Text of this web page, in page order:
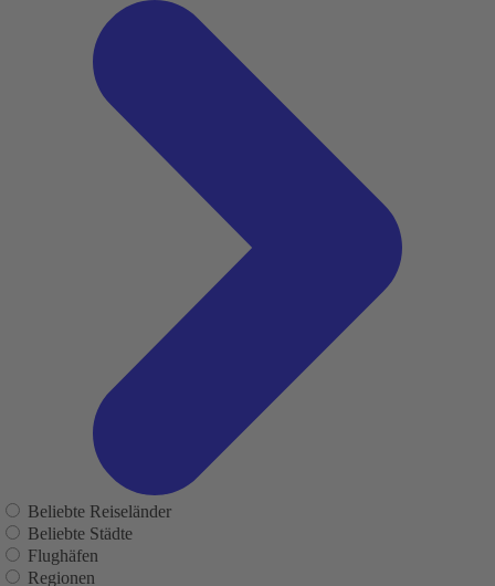
Beliebte Reiseländer
Beliebte Städte
Flughäfen
Regionen